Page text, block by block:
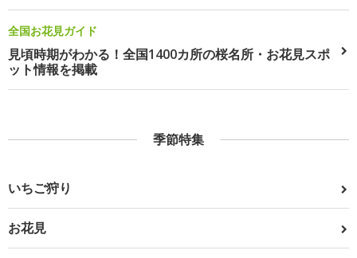
全国お花見ガイド
見頃時期がわかる！全国1400カ所の桜名所・お花見スポ
ット情報を掲載
季節特集
いちご狩り
お花見